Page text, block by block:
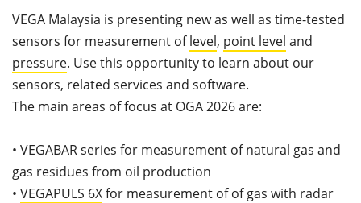
VEGA Malaysia is presenting new as well as time-tested
sensors for measurement oflevel, point level and
pressure. Use this opportunity to learn about our
sensors, related services and software.
The main areas of focus at OGA 2026 are:
• VEGABAR series for measurement of natural gas and
gas residues from oil production
• VEGAPULS 6Xfor measurement of of gas with radar